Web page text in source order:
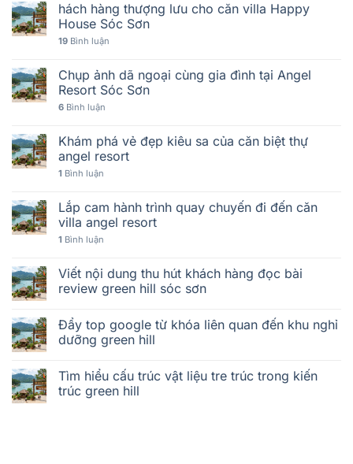
hách hàng thượng lưu cho căn villa Happy
House Sóc Sơn
19 Bình luận
Chụp ảnh dã ngoại cùng gia đình tại Angel
Resort Sóc Sơn
6 Bình luận
Khám phá vẻ đẹp kiêu sa của căn biệt thự
angel resort
1 Bình luận
Lắp cam hành trình quay chuyến đi đến căn
villa angel resort
1 Bình luận
Viết nội dung thu hút khách hàng đọc bài
review green hill sóc sơn
Đẩy top google từ khóa liên quan đến khu nghỉ
dưỡng green hill
Tìm hiểu cấu trúc vật liệu tre trúc trong kiến
trúc green hill